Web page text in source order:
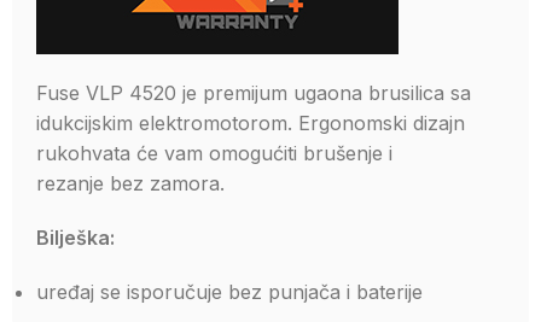
Fuse VLP 4520 je premijum ugaona brusilica sa
idukcijskim elektromotorom. Ergonomski dizajn
rukohvata će vam omogućiti brušenje i
rezanje bez zamora.
Bilješka:
uređaj se isporučuje bez punjača i baterije